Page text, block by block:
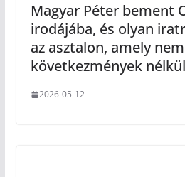
Magyar Péter bement
irodájába, és olyan
az asztalon, amely
következmények nélkül
2026-05-12